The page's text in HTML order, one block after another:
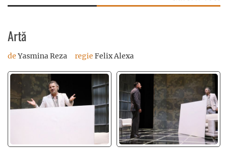
Artă
deYasmina Reza regie Felix Alexa